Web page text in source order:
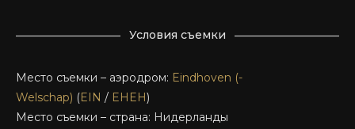
Условия съемки
Место съемки – аэродром: Eindhoven (-
Welschap) (EIN / EHEH)
Место съемки – страна: Нидерланды